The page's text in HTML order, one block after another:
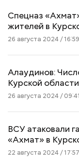
Спецназ
жителей в
26 августа 2024 / 16:59
Алаудинов:
Курской
26 августа 2024 / 09:41
ВСУ атаковали
«Ахмат» в
22 августа 2024 / 17:57